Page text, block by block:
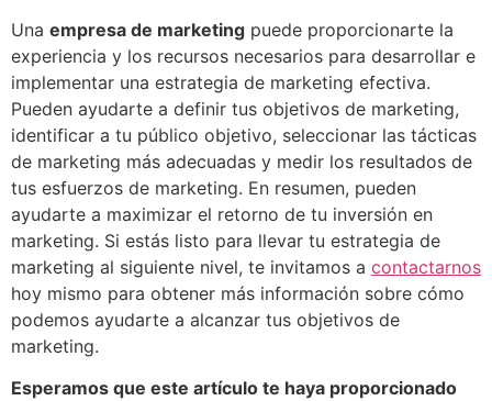
Una empresa de marketing puede proporcionarte la
experiencia y los recursos necesarios para desarrollar e
implementar una estrategia de marketing efectiva.
Pueden ayudarte a definir tus objetivos de marketing,
identificar a tu público objetivo, seleccionar las tácticas
de marketing más adecuadas y medir los resultados de
tus esfuerzos de marketing. En resumen, pueden
ayudarte a maximizar el retorno de tu inversión en
marketing. Si estás listo para llevar tu estrategia de
marketing al siguiente nivel, te invitamos a contactarnos
hoy mismo para obtener más información sobre cómo
podemos ayudarte a alcanzar tus objetivos de
marketing.
Esperamos que este artículo te haya proporcionado